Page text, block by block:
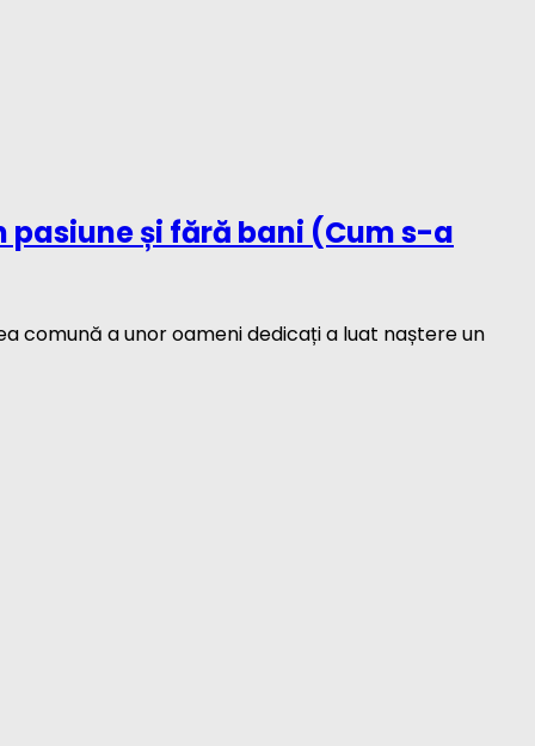
pasiune și fără bani (Cum s-a
comună a unor oameni dedicați a luat naștere un